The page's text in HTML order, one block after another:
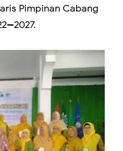
Pimpinan Cabang
2027.